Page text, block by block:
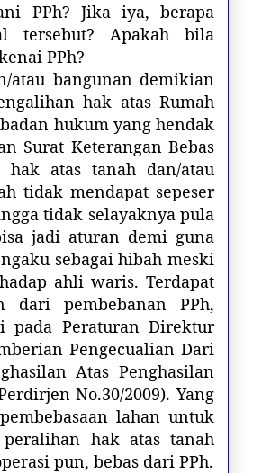
PPh? Jika iya, berapa
tersebut? Apakah bila
PPh?
atau bangunan demikian
hak atas Rumah
hukum yang hendak
Surat Keterangan Bebas
hak atas tanah dan/atau
tidak mendapat sepeser
tidak selayaknya pula
jadi aturan demi guna
sebagai hibah meski
ahli waris. Terdapat
dari pembebanan PPh,
pada Peraturan Direktur
Pengecualian Dari
Atas Penghasilan
No.30/2009). Yang
lahan untuk
hak atas tanah
pun, bebas dari PPh.